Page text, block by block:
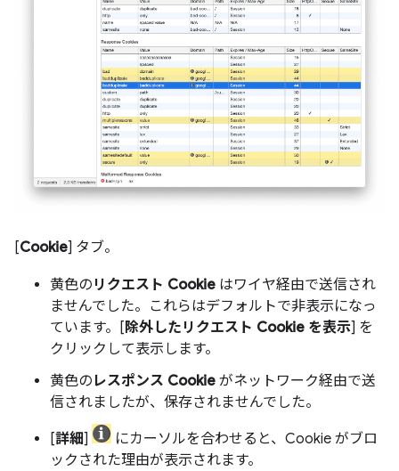
[Cookie] タブ。
黄色の リクエスト Cookie はワイヤ経由で送信され
ませんでした。これらはデフォルトで非表示になっ
ています。[除外したリクエスト Cookie を表示] を
クリックして表示します。
黄色の レスポンス Cookie がネットワーク経由で送
信されましたが、保存されませんでした。
[詳細]
にカーソルを合わせると、Cookie がブロ
ックされた理由が表示されます。